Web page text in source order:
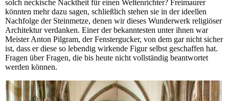
solch neckische Nacktheit für einen Weltenrichter? Freimaurer
könnten mehr dazu sagen, schließlich stehen sie in der ideellen
Nachfolge der Steinmetze, denen wir dieses Wunderwerk religiöser
Architektur verdanken. Einer der bekanntesten unter ihnen war
Meister Anton Pilgram, der Fenstergucker, von dem gar nicht sicher
ist, dass er diese so lebendig wirkende Figur selbst geschaffen hat.
Fragen über Fragen, die bis heute nicht vollständig beantwortet
werden können.